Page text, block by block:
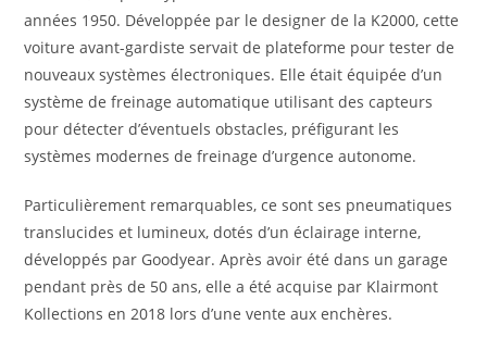
années 1950. Développée par le designer de la K2000, cette
voiture avant-gardiste servait de plateforme pour tester de
nouveaux systèmes électroniques. Elle était équipée d’un
système de freinage automatique utilisant des capteurs
pour détecter d’éventuels obstacles, préfigurant les
systèmes modernes de freinage d’urgence autonome.
Particulièrement remarquables, ce sont ses pneumatiques
translucides et lumineux, dotés d’un éclairage interne,
développés par Goodyear. Après avoir été dans un garage
pendant près de 50 ans, elle a été acquise par Klairmont
Kollections en 2018 lors d’une vente aux enchères.